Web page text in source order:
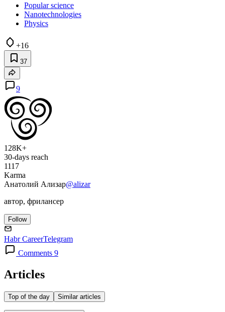
Popular science
Nanotechnologies
Physics
+16
37
9
128K+
30-days reach
1117
Karma
Анатолий Ализар@alizar
автор, фрилансер
Follow
Habr CareerTelegram
Comments 9
Articles
Top of the day Similar articles